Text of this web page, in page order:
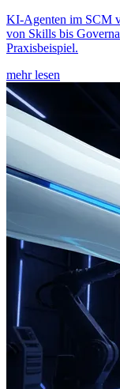
KI-Agenten im SCM
von Skills bis
Praxisbeispiel.
mehr lesen